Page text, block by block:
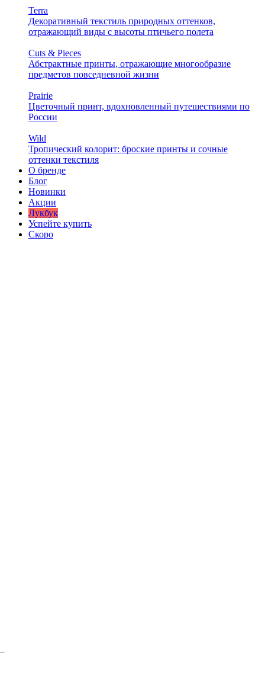
Terra
Декоративный текстиль природных оттенков,
отражающий виды с высоты птичьего полета
Cuts & Pieces
Абстрактные принты, отражающие многообразие
предметов повседневной жизни
Prairie
Цветочный принт, вдохновленный путешествиями по
России
Wild
Тропический колорит: броские принты и сочные
оттенки текстиля
О бренде
Блог
Новинки
Акции
Лукбук
Успейте купить
Скоро